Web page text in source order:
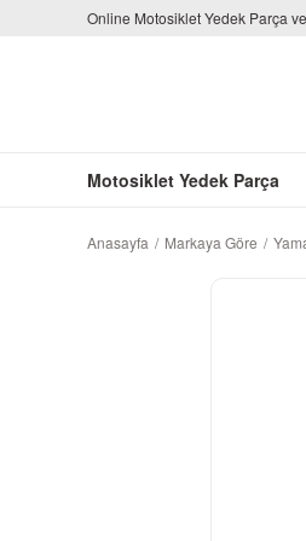
Online Motosiklet Yedek Parça
Motosiklet Yedek Parça
Anasayfa Markaya Göre